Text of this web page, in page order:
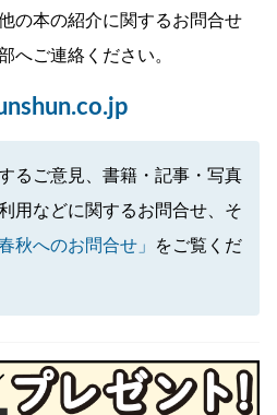
の本の紹介に関するお問合せ
へご連絡ください。
るご意見、書籍・記事・写真
用などに関するお問合せ、そ
秋へのお問合せ」
をご覧くだ